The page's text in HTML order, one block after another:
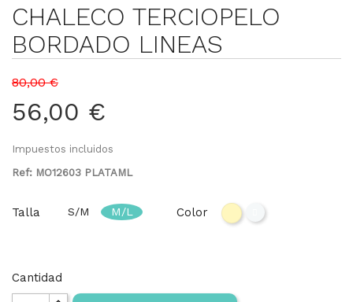
CHALECO TERCIOPELO
BORDADO LINEAS
80,00 €
56,00 €
Impuestos incluidos
Ref: MO12603 PLATAML
Talla S/M M/L Color
Oro Plata
Cantidad